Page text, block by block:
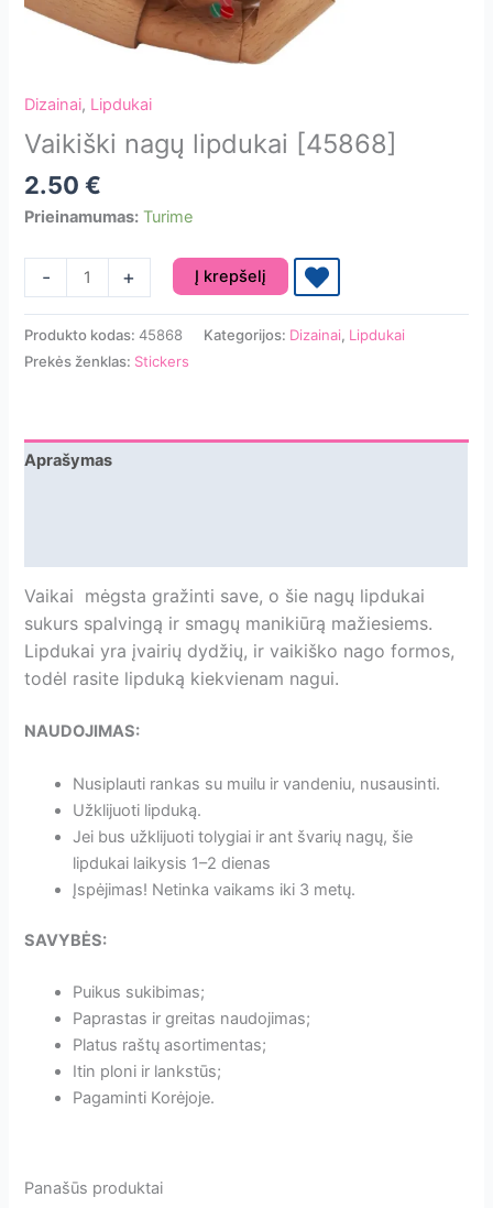
Dizainai, Lipdukai
Vaikiški nagų lipdukai [45868]
2.50€
Prieinamumas: Turime
-
produkto
kiekis:
+ Į krepšelį
Produkto kodas:45868 Kategorijos: Dizainai, Lipdukai
Prekės ženklas: Stickers
Aprašymas
Vaikai mėgsta gražinti save, o šie nagų lipdukai
sukurs spalvingą ir smagų manikiūrą mažiesiems.
Lipdukai yra įvairių dydžių, ir vaikiško nago formos,
todėl rasite lipduką kiekvienam nagui.
NAUDOJIMAS:
Nusiplauti rankas su muilu ir vandeniu, nusausinti.
Užklijuoti lipduką.
Jei bus užklijuoti tolygiai ir ant švarių nagų, šie
lipdukai laikysis 1–2 dienas
Įspėjimas! Netinka vaikams iki 3 metų.
SAVYBĖS:
Puikus sukibimas;
Paprastas ir greitas naudojimas;
Platus raštų asortimentas;
Itin ploni ir lankstūs;
Pagaminti Korėjoje.
Panašūs produktai